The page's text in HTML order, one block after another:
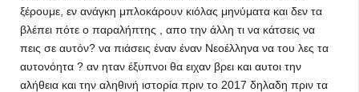
ξέρουμε, εν ανάγκη μπλοκάρουν κιόλας μηνύματα και δεν τα
βλέπει πότε ο παραλήπτης , απο την άλλη τι να κάτσεις να
πεις σε αυτόν? να πιάσεις έναν έναν Νεοέλληνα να του λες τα
αυτονόητα ? αν ηταν έξυπνοι θα ειχαν βρει και αυτοι την
αλήθεια και την αληθινή ιστορία πριν το 2017 δηλαδη πριν τα